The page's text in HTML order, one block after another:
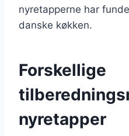
nyretapperne har
danske køkken.
Forskellige
nyretapper